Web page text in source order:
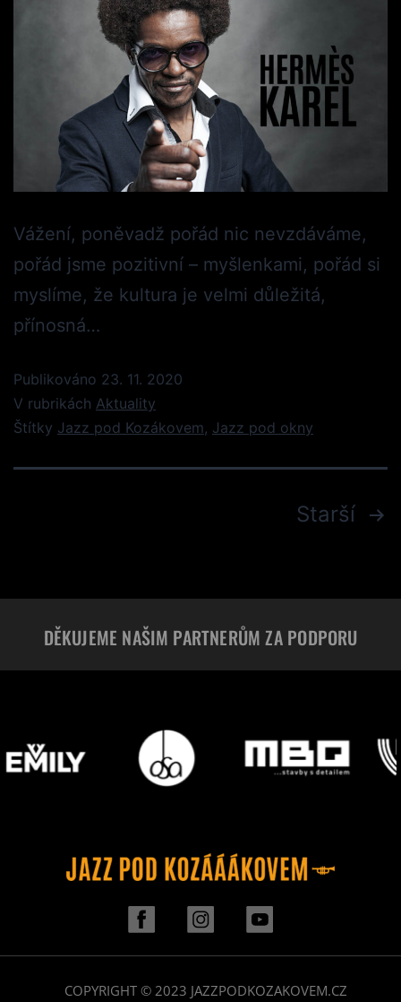
Vážení, poněvadž pořád nic nevzdáváme,
pořád jsme pozitivní – myšlenkami, pořád si
myslíme, že kultura je velmi důležitá,
přínosná…
Publikováno 23. 11. 2020
V rubrikách Aktuality
Štítky Jazz pod Kozákovem, Jazz pod okny
Starší
DĚKUJEME NAŠIM PARTNERŮM ZA PODPORU
COPYRIGHT © 2023 JAZZPODKOZAKOVEM.CZ